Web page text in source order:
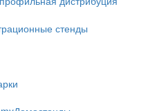
стенды